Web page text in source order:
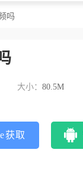
吗
大小： 80.5M
获取